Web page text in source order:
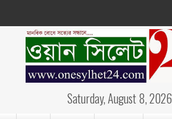
Saturday, August 8, 2026